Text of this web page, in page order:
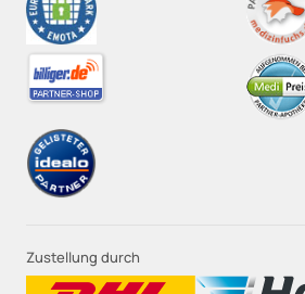
Zustellung durch